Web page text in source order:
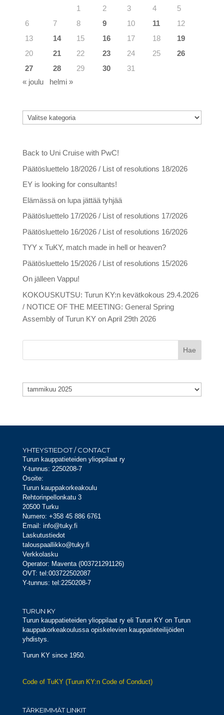
1
2 3 4
5
6
7 8 9 10 11
12
13
14 15 16 17 18
19
20
21 22 23 24 25
26
27
28 29 30
31
« joulu
helmi »
Kategoriat
Back to Uni Cruise with PwC!
Päätösluettelo 18/2026 / List of resolutions 18/2026
EY is looking for consultants!
Elämässä on lupa jättää tyhjää
Päätösluettelo 17/2026 / List of resolutions 17/2026
Päätösluettelo 16/2026 / List of resolutions 16/2026
TYY x TuKY, match made in hell or heaven?
Päätösluettelo 15/2026 / List of resolutions 15/2026
On jälleen Vappu!
KOKOUSKUTSU: Turun KY:n kevätkokous 29.4.2026
/ NOTICE OF THE MEETING: General Spring
Assembly of Turun KY on April 29th 2026
Arkistot
YHTEYSTIEDOT / CONTACT
Turun kauppatieteiden ylioppilaat ry
Y-tunnus: 2250208-7
Osoite:
Turun kauppakorkeakoulu
Rehtorinpellonkatu 3
20500 Turku
Numero: +358 45 886 6761
Email: info@tuky.fi
Laskutustiedot
talouspaallikko@tuky.fi
Verkkolasku
Operator: Maventa (003721291126)
OVT: tel:003722502087
Y-tunnus: tel:2250208-7
TURUN KY
Turun kauppatieteiden ylioppilaat ry eli Turun KY on Turun
kauppakorkeakoulussa opiskelevien kauppatieteilijöiden
yhdistys.
Turun KY since 1950.
Code of TuKY (Turun KY:n Code of Conduct)
TÄRKEIMMÄT LINKIT